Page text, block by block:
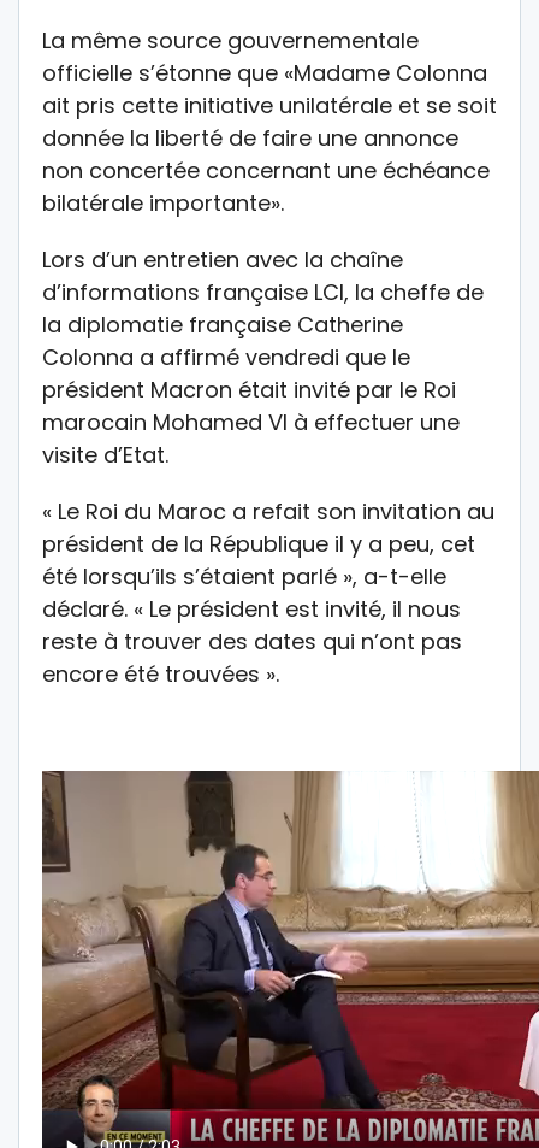
La même source gouvernementale
officielle s’étonne que «Madame Colonna
ait pris cette initiative unilatérale et se soit
donnée la liberté de faire une annonce
non concertée concernant une échéance
bilatérale importante».
Lors d’un entretien avec la chaîne
d’informations française LCI, la cheffe de
la diplomatie française Catherine
Colonna a affirmé vendredi que le
président Macron était invité par le Roi
marocain Mohamed VI à effectuer une
visite d’Etat.
« Le Roi du Maroc a refait son invitation au
président de la République il y a peu, cet
été lorsqu’ils s’étaient parlé », a-t-elle
déclaré. « Le président est invité, il nous
reste à trouver des dates qui n’ont pas
encore été trouvées ».